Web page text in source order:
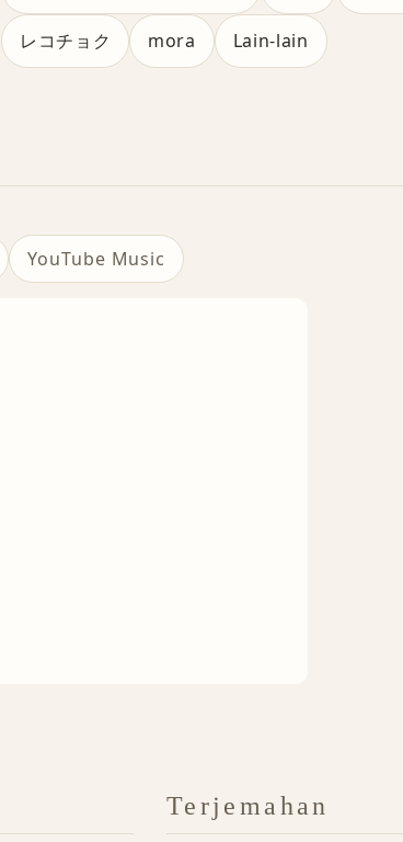
レコチョク mora Lain-lain
YouTube Music
Terjemahan